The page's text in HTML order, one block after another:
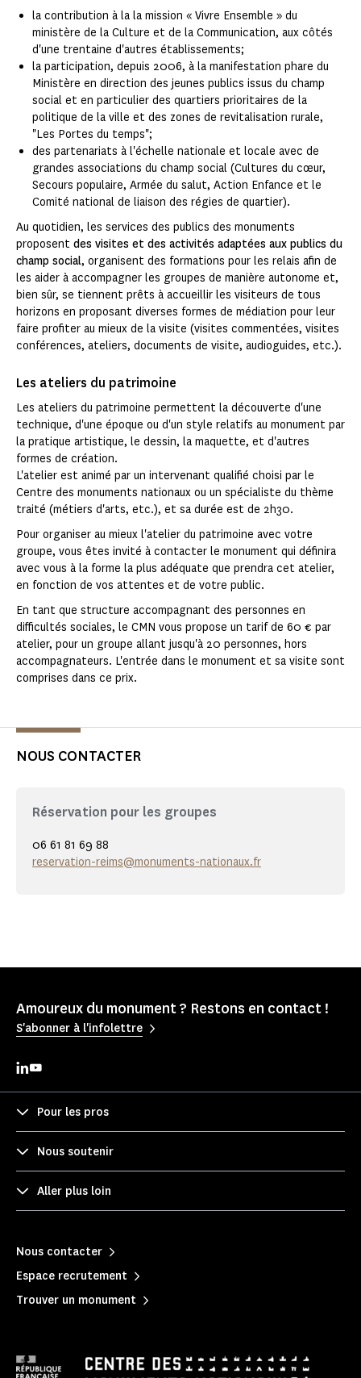
la contribution à la la mission « Vivre Ensemble » du
ministère de la Culture et de la Communication, aux côtés
d'une trentaine d'autres établissements;
la participation, depuis 2006, à la manifestation phare du
Ministère en direction des jeunes publics issus du champ
social et en particulier des quartiers prioritaires de la
politique de la ville et des zones de revitalisation rurale,
"Les Portes du temps";
des partenariats à l'échelle nationale et locale avec de
grandes associations du champ social (Cultures du cœur,
Secours populaire, Armée du salut, Action Enfance et le
Comité national de liaison des régies de quartier).
Au quotidien, les services des publics des monuments
proposent des visites et des activités adaptées aux publics du
champ social, organisent des formations pour les relais afin de
les aider à accompagner les groupes de manière autonome et,
bien sûr, se tiennent prêts à accueillir les visiteurs de tous
horizons en proposant diverses formes de médiation pour leur
faire profiter au mieux de la visite (visites commentées, visites
conférences, ateliers, documents de visite, audioguides, etc.).
Les ateliers du patrimoine
Les ateliers du patrimoine permettent la découverte d'une
technique, d'une époque ou d'un style relatifs au monument par
la pratique artistique, le dessin, la maquette, et d'autres
formes de création.
L'atelier est animé par un intervenant qualifié choisi par le
Centre des monuments nationaux ou un spécialiste du thème
traité (métiers d'arts, etc.), et sa durée est de 2h30.
Pour organiser au mieux l'atelier du patrimoine avec votre
groupe, vous êtes invité à contacter le monument qui définira
avec vous à la forme la plus adéquate que prendra cet atelier,
en fonction de vos attentes et de votre public.
En tant que structure accompagnant des personnes en
difficultés sociales, le CMN vous propose un tarif de 60 € par
atelier, pour un groupe allant jusqu'à 20 personnes, hors
accompagnateurs. L'entrée dans le monument et sa visite sont
comprises dans ce prix.
NOUS CONTACTER
Réservation pour les groupes
06 61 81 69 88
reservation-reims@monuments-nationaux.fr
Amoureux du monument ? Restons en contact !
S'abonner à l'infolettre
Pour les pros
Nous soutenir
Aller plus loin
Nous contacter
Espace recrutement
Trouver un monument